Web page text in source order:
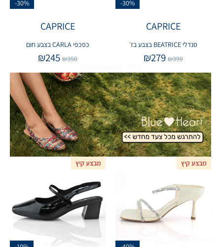
-30%
CAPRICE
סנדלי BEATRICE בצבע בז׳
₪399
₪279
-30%
CAPRICE
כפכפי CARLA בצבע חום
₪350
₪245
מבצע קיץ מבצע קיץ